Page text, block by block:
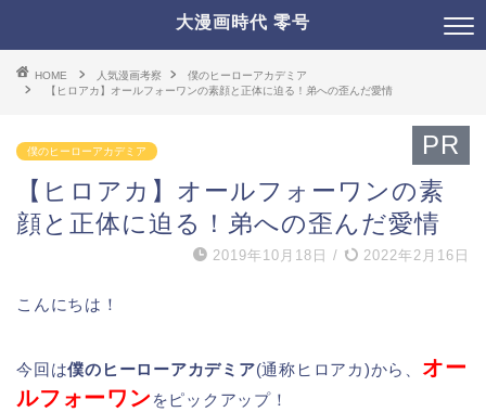
大漫画時代 零号
HOME 人気漫画考察
僕のヒーローアカデミア
【ヒロアカ】オールフォーワンの素顔と正体に迫る！弟への歪んだ愛情
PR
僕のヒーローアカデミア
【ヒロアカ】オールフォーワンの素
顔と正体に迫る！弟への歪んだ愛情
2019年10月18日 / 2022年2月16日
こんにちは！
今回は僕のヒーローアカデミア(通称ヒロアカ)から、 オー
ルフォーワン をピックアップ！